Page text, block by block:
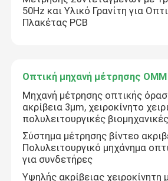
Έλεγχος ποιότητας
Ειδήσεις
Υποθέσεις
CNC όραμα που μετρά τη μηχανή
50Hz και Υλικό Γρανίτη για
Πλακέτας PCB
Οπτική μηχανή μέτρησης OMM
Μηχανή μέτρησης οπτικής
ακρίβεια 3μm, χειροκίνητο
πολυλειτουργικές
Σύστημα μέτρησης βίντεο
Πολυλειτουργικό μηχάνημα
για συνδετήρες
Υψηλής ακρίβειας χειροκίνητη